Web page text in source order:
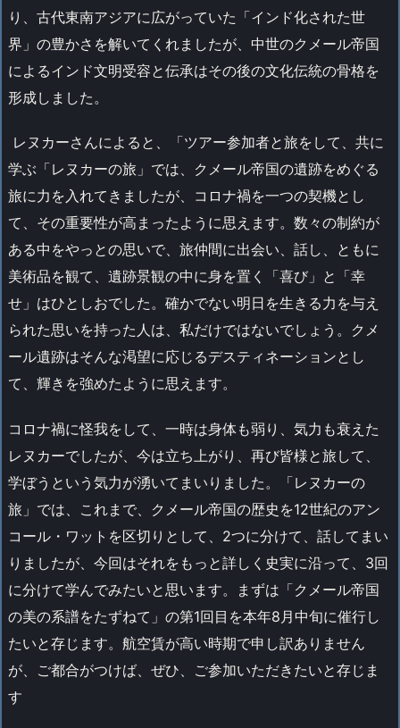
り、古代東南アジアに広がっていた「インド化された世
界」の豊かさを解いてくれましたが、中世のクメール帝国
によるインド文明受容と伝承はその後の文化伝統の骨格を
形成しました。
レヌカーさんによると、「ツアー参加者と旅をして、共に
学ぶ「レヌカーの旅」では、クメール帝国の遺跡をめぐる
旅に力を入れてきましたが、コロナ禍を一つの契機とし
て、その重要性が高まったように思えます。数々の制約が
ある中をやっとの思いで、旅仲間に出会い、話し、ともに
美術品を観て、遺跡景観の中に身を置く「喜び」と「幸
せ」はひとしおでした。確かでない明日を生きる力を与え
られた思いを持った人は、私だけではないでしょう。クメ
ール遺跡はそんな渇望に応じるデスティネーションとし
て、輝きを強めたように思えます。
コロナ禍に怪我をして、一時は身体も弱り、気力も衰えた
レヌカーでしたが、今は立ち上がり、再び皆様と旅して、
学ぼうという気力が湧いてまいりました。「レヌカーの
旅」では、これまで、クメール帝国の歴史を12世紀のアン
コール・ワットを区切りとして、2つに分けて、話してまい
りましたが、今回はそれをもっと詳しく史実に沿って、3回
に分けて学んでみたいと思います。まずは「クメール帝国
の美の系譜をたずねて」の第1回目を本年8月中旬に催行し
たいと存じます。航空賃が高い時期で申し訳ありません
が、ご都合がつけば、ぜひ、ご参加いただきたいと存じま
す